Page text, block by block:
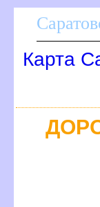
Карта